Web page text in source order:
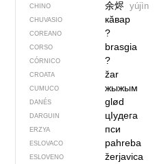
CHINO 余烬 yújìn
CHUVASIO кӑвар
COREANO ?
CORSO brasgia
CÓRNICO ?
CROATA žar
CUMUCO жыжым
DANÉS glød
DARGUIN цIудега
ERZYA пси
ESLOVACO pahreba
ESLOVENO žerjavica